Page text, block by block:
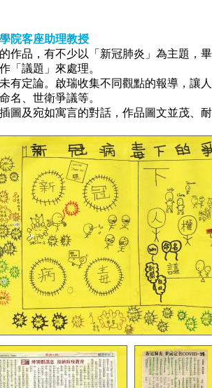
院客座助理教授
作品，有不少以「新冠肺炎」為主題，
「議題」來處理。
有定論。啟瑞收集不同觀點的報導，讓
名、世衛爭議等。
及宛如寓言的對話，作品圖文並茂、耐